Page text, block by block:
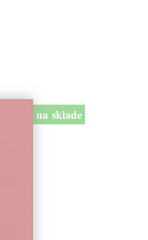
na sklade